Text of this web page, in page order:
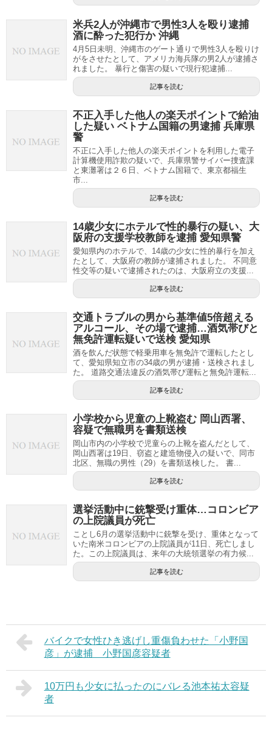
米兵2人が沖縄市で男性3人を殴り逮捕
酒に酔った犯行か 沖縄
4月5日未明、沖縄市のゲート通りで男性3人を殴りけ
がをさせたとして、アメリカ海兵隊の男2人が逮捕さ
れました。 暴行と傷害の疑いで現行犯逮捕...
記事を読む
不正入手した他人の楽天ポイントで給油
した疑い ベトナム国籍の男逮捕 兵庫県
警
不正に入手した他人の楽天ポイントを利用した電子
計算機使用詐欺の疑いで、兵庫県警サイバー捜査課
と東灘署は２６日、ベトナム国籍で、東京都福生
市...
記事を読む
14歳少女にホテルで性的暴行の疑い、大
阪府の支援学校教師を逮捕 愛知県警
愛知県内のホテルで、14歳の少女に性的暴行を加え
たとして、大阪府の教師が逮捕されました。 不同意
性交等の疑いで逮捕されたのは、大阪府立の支援...
記事を読む
交通トラブルの男から基準値5倍超える
アルコール、その場で逮捕…酒気帯びと
無免許運転疑いで送検 愛知県
酒を飲んだ状態で軽乗用車を無免許で運転したとし
て、愛知県知立市の34歳の男が逮捕・送検されまし
た。 道路交通法違反の酒気帯び運転と無免許運転...
記事を読む
小学校から児童の上靴盗む 岡山西署、
容疑で無職男を書類送検
岡山市内の小学校で児童らの上靴を盗んだとして、
岡山西署は19日、窃盗と建造物侵入の疑いで、同市
北区、無職の男性（29）を書類送検した。 書...
記事を読む
選挙活動中に銃撃受け重体…コロンビア
の上院議員が死亡
ことし6月の選挙活動中に銃撃を受け、重体となって
いた南米コロンビアの上院議員が11日、死亡しまし
た。この上院議員は、来年の大統領選挙の有力候...
記事を読む
バイクで女性ひき逃げし重傷負わせた「小野国
彦」が逮捕 小野国彦容疑者
10万円も少女に払ったのにバレる池本祐太容疑
者